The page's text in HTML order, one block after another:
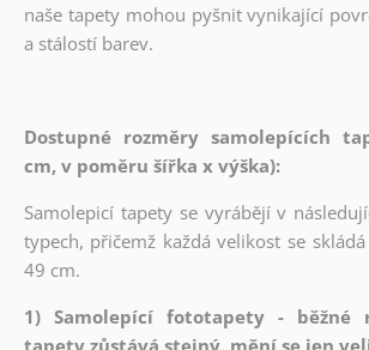
naše tapety mohou pyšnit vynikající
a stálostí barev.
Dostupné rozměry samolepících
cm, v poměru šířka x výška):
Samolepicí tapety se vyrábějí v
typech, přičemž každá velikost se
49 cm.
1) Samolepící fototapety - běžné
tapety zůstává stejný, mění se jen